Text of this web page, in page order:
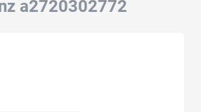
a2720302772